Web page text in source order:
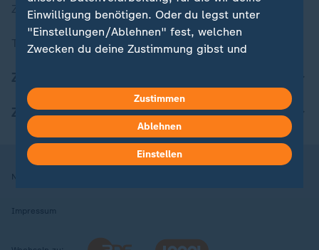
ZDFheute Stories
Themen im Überblick
ZDFheute Apps
Nutzungsbedingungen
Impressum
Einwilligung benötigen. Oder du legst unter
"Einstellungen/Ablehnen" fest, welchen
Zwecken du deine Zustimmung gibst und
in deinen Einstellungen widerrufen oder ändern.
Hier findest du das Impressum.
Weitere Informationen findest du in unserer
Datenschutzerklärung.
Zustimmen
Ablehnen
Einstellen